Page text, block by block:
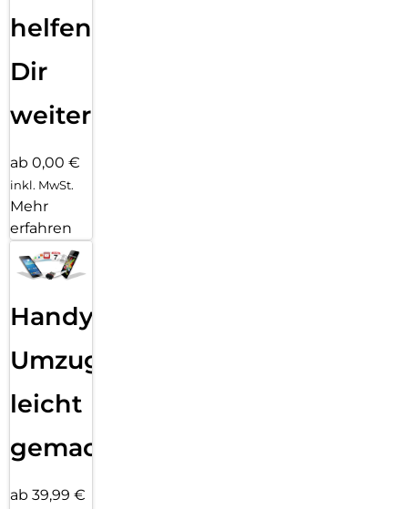
helfen
Dir
weiter
ab 0,00 €
inkl. MwSt.
Mehr
erfahren
Handy
Umzug
leicht
gemacht!
ab 39,99 €